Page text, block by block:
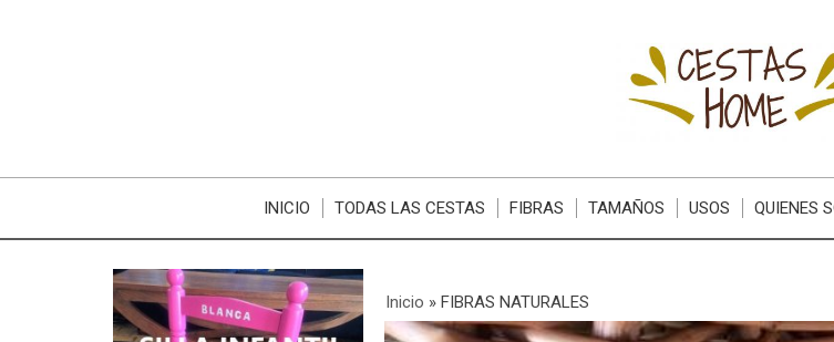
INICIO TODAS LAS CESTAS FIBRAS TAMAÑOS USOS QUIENES
Inicio » FIBRAS NATURALES